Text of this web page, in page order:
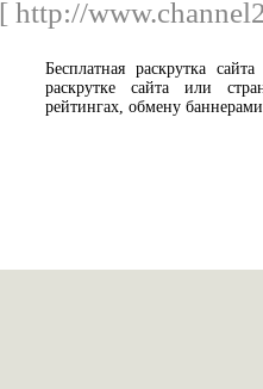
[ http://
Бесплатная раскрутка
раскрутке сайта или
рейтингах, обмену